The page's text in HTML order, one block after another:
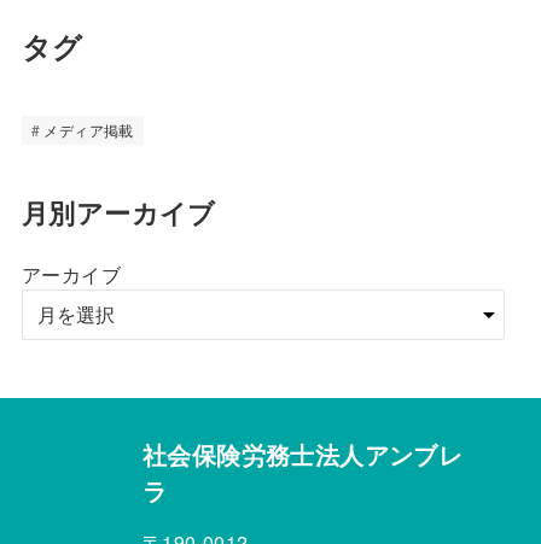
タグ
メディア掲載
月別アーカイブ
アーカイブ
社会保険労務士法人アンブレ
ラ